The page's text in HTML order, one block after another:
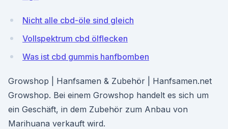
Nicht alle cbd-öle sind gleich
Vollspektrum cbd ölflecken
Was ist cbd gummis hanfbomben
Growshop | Hanfsamen & Zubehör | Hanfsamen.net
Growshop. Bei einem Growshop handelt es sich um
ein Geschäft, in dem Zubehör zum Anbau von
Marihuana verkauft wird.